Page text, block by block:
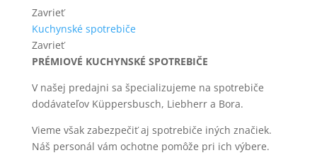
Zavrieť
Kuchynské spotrebiče
Zavrieť
PRÉMIOVÉ KUCHYNSKÉ SPOTREBIČE
V našej predajni sa špecializujeme na spotrebiče
dodávateľov Küppersbusch, Liebherr a Bora.
Vieme však zabezpečiť aj spotrebiče iných značiek.
Náš personál vám ochotne pomôže pri ich výbere.